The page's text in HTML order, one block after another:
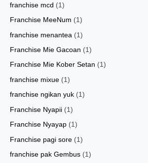
franchise mcd (1)
Franchise MeeNum (1)
franchise menantea (1)
Franchise Mie Gacoan (1)
Franchise Mie Kober Setan (1)
franchise mixue (1)
franchise ngikan yuk (1)
Franchise Nyapii (1)
Franchise Nyayap (1)
Franchise pagi sore (1)
franchise pak Gembus (1)